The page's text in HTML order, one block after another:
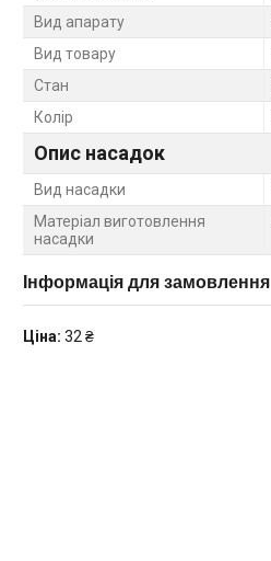
Вид апарату
Вид товару
Стан
Колір
Опис насадок
Вид насадки
Матеріал виготовлення
насадки
Інформація для замовлення
Ціна: 32 ₴